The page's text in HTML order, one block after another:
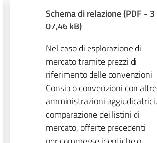
Schema di relazione(PDF - 3
07,46 kB)
Nel caso di esplorazione di
mercato tramite prezzi di
riferimento delle convenzioni
Consip o convenzioni con altre
amministrazioni aggiudicatrici,
comparazione dei listini di
mercato, offerte precedenti